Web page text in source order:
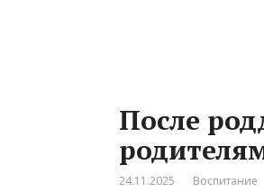
После
24.11.2025 Воспитание